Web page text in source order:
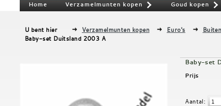
Home Verzamelmunten kopen Goud kopen
U bent hier Verzamelmunten kopen Euro's
Baby-set Duitsland 2003 A
Baby-set
Prijs
Aantal: